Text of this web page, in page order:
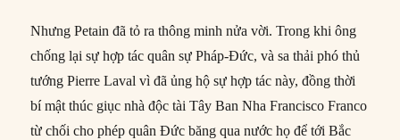
Nhưng Petain đã tỏ ra thông minh nửa vời. Trong khi ông
chống lại sự hợp tác quân sự Pháp-Đức, và sa thải phó thủ
tướng Pierre Laval vì đã ủng hộ sự hợp tác này, đồng thời
bí mật thúc giục nhà độc tài Tây Ban Nha Francisco Franco
từ chối cho phép quân Đức băng qua nước họ để tới Bắc